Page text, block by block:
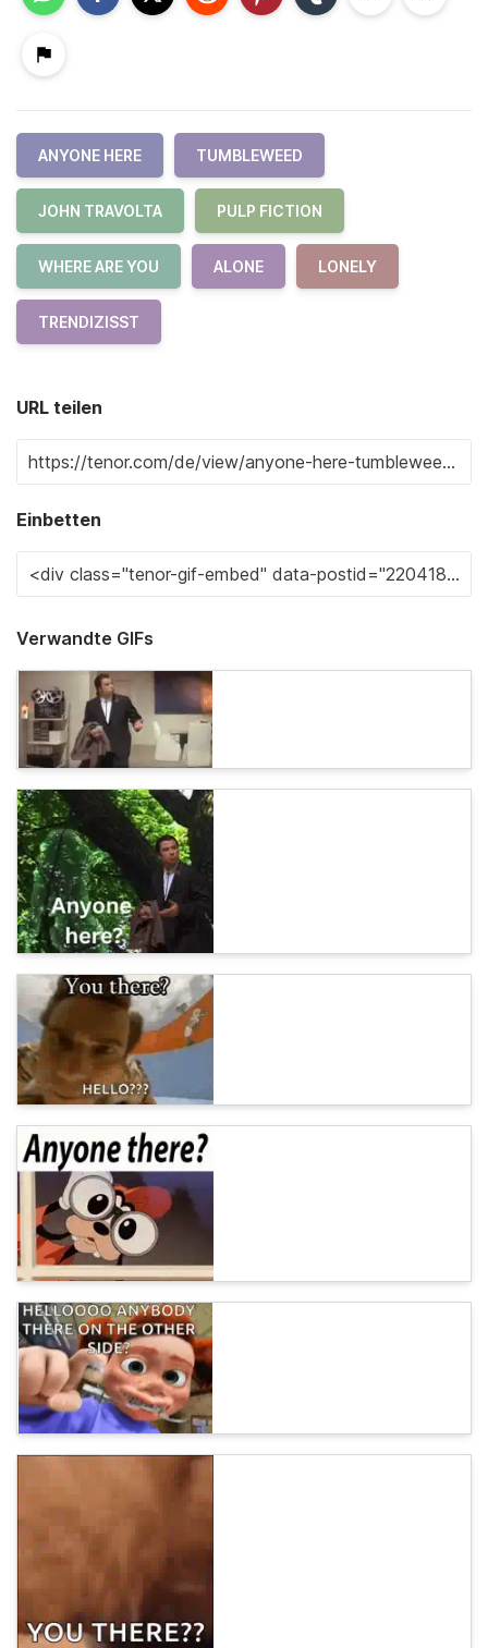
ANYONE HERE TUMBLEWEED
JOHN TRAVOLTA PULP FICTION
WHERE ARE YOU ALONE LONELY
TRENDIZISST
URL teilen
Einbetten
Verwandte GIFs